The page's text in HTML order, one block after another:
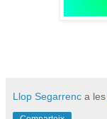
Llop Segarrenc a les